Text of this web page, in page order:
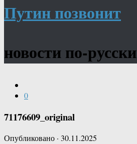
Путин позвонит
новости по-русски
0
71176609_original
Опубликовано · 30.11.2025